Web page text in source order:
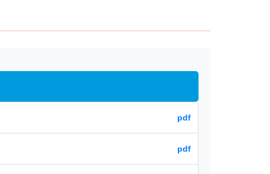
pdf
pdf